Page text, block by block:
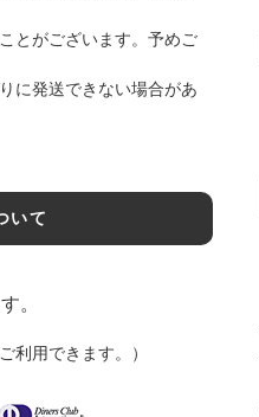
とがございます。予めご
に発送できない場合があ
いて
。
利用できます。）